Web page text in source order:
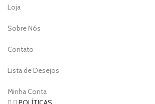
Loja
Sobre Nós
Contato
Lista de Desejos
Minha Conta